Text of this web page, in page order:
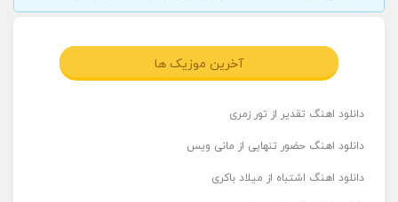
آخرین موزیک ها
دانلود اهنگ تقدیر از تور زمری
دانلود اهنگ حضور تنهایی از مانی ویس
دانلود اهنگ اشتباه از میلاد باکری